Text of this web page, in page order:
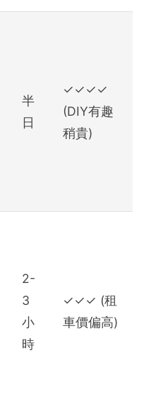
半
日
✓✓✓✓
(DIY有趣
稍貴)
2-
3
小
時
✓✓✓ (租
車價偏高)